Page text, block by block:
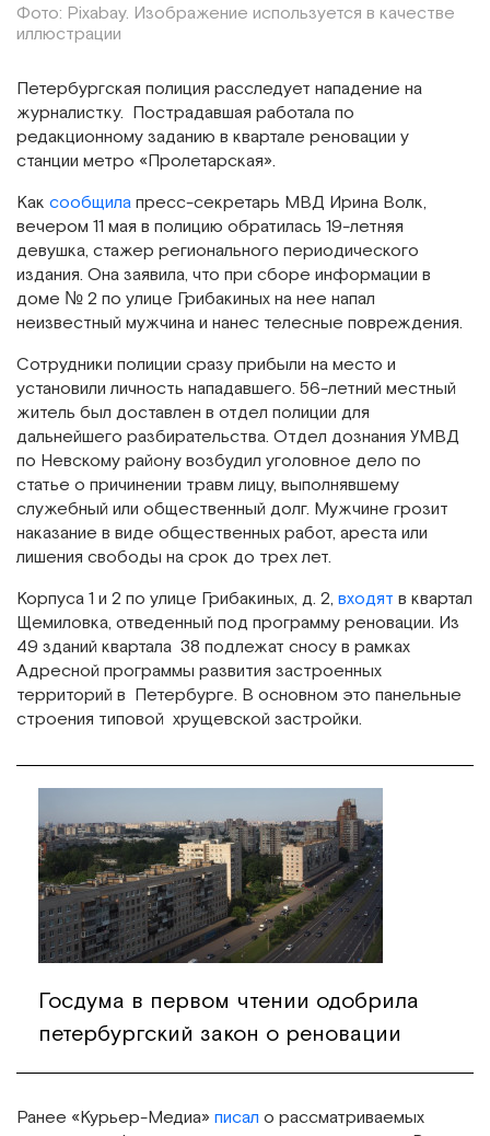
Фото: Pixabay. Изображение используется в качестве
иллюстрации
Петербургская полиция расследует нападение на
журналистку. Пострадавшая работала по
редакционному заданию в квартале реновации у
станции метро «Пролетарская».
Как сообщилапресс-секретарь МВД Ирина Волк,
вечером 11 мая в полицию обратилась 19-летняя
девушка, стажер регионального периодического
издания. Она заявила, что при сборе информации в
доме № 2 по улице Грибакиных на нее напал
неизвестный мужчина и нанес телесные повреждения.
Сотрудники полиции сразу прибыли на место и
установили личность нападавшего. 56-летний местный
житель был доставлен в отдел полиции для
дальнейшего разбирательства. Отдел дознания УМВД
по Невскому району возбудил уголовное дело по
статье о причинении травм лицу, выполнявшему
служебный или общественный долг. Мужчине грозит
наказание в виде общественных работ, ареста или
лишения свободы на срок до трех лет.
Корпуса 1 и 2 по улице Грибакиных, д. 2, входят в квартал
Щемиловка, отведенный под программу реновации. Из
49 зданий квартала 38 подлежат сносу в рамках
Адресной программы развития застроенных
территорий в Петербурге. В основном это панельные
строения типовой хрущевской застройки.
Госдума в первом чтении одобрила
петербургский закон о реновации
Ранее «Курьер-Медиа» писал о рассматриваемых